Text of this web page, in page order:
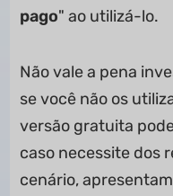
pago" ao utilizá-lo.
Não vale a pena
se você não os
versão gratuita
caso necessite dos
cenário,